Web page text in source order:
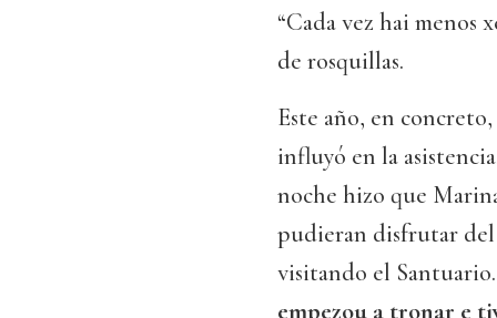
“Cada vez hai menos
de rosquillas.
Este año, en
influyó en la
noche hizo que
pudieran disfrutar del
visitando el
empezou a tronar e